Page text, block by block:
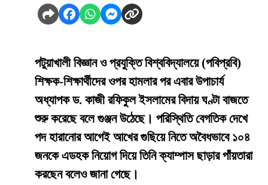
পটুয়াখালী বিজ্ঞান ও প্রযুক্তি বিশ্ববিদ্যালয়ে (পবিপ্রবি)
শিক্ষক-শিক্ষার্থীদের ওপর হামলার পর এবার উপাচার্য
অধ্যাপক ড. কাজী রফিকুল ইসলামের বিদায় ঘণ্টা বাজতে
শুরু করেছে বলে গুঞ্জন উঠেছে। পরিস্থিতি বেগতিক দেখে
পদ হারানোর আগেই আখের গুছিয়ে নিতে অবৈধভাবে ১০৪
জনকে এডহক নিয়োগ দিয়ে তিনি ক্যাম্পাস ছাড়ার পাঁয়তারা
করছেন বলেও জানা গেছে।